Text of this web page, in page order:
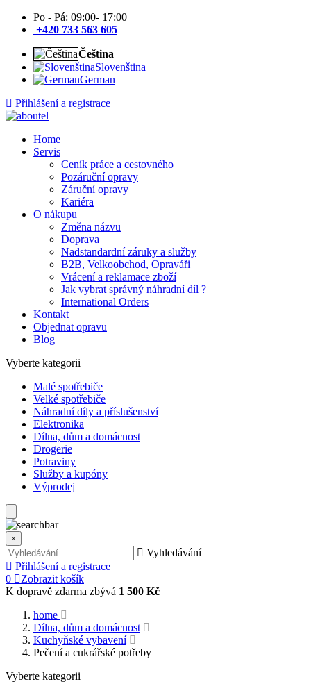
Po - Pá: 09:00- 17:00
+420 733 563 605
Čeština
Slovenština
German
Přihlášení a registrace
Home
Servis
Ceník práce a cestovného
Pozáruční opravy
Záruční opravy
Kariéra
O nákupu
Změna názvu
Doprava
Nadstandardní záruky a služby
B2B, Velkoobchod, Opraváři
Vrácení a reklamace zboží
Jak vybrat správný náhradní díl ?
International Orders
Kontakt
Objednat opravu
Blog
Vyberte kategorii
Malé spotřebiče
Velké spotřebiče
Náhradní díly a příslušenství
Elektronika
Dílna, dům a domácnost
Drogerie
Potraviny
Služby a kupóny
Výprodej
×
Vyhledávání
Přihlášení a registrace
0
Zobrazit košík
K dopravě zdarma zbývá 1 500 Kč
home
Dílna, dům a domácnost
Kuchyňské vybavení
Pečení a cukrářské potřeby
Vyberte kategorii